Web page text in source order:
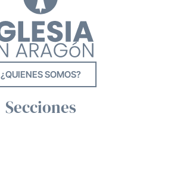
¿QUIENES SOMOS?
Secciones